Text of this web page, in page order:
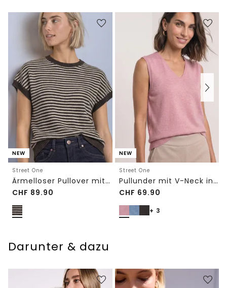
NEW
Street One
Ärmelloser Pullover mit Rundhals
CHF 89.90
NEW
Street One
Pullunder mit V-Neck in Unifarbe
CHF 69.90
+ 3
Darunter & dazu